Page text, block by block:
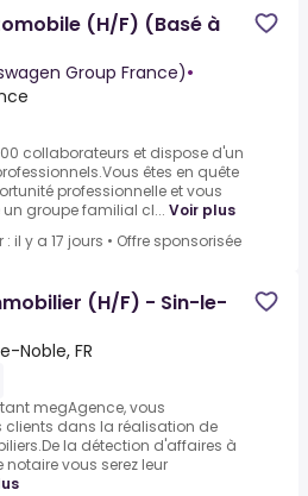
(H/F) (Basé à
Group France)•
collaborateurs et dispose d'un
êtes en quête
professionnelle et vous
groupe familial cl... Voir plus
il y a 17 jours • Offre sponsorisée
(H/F) - Sin-le-
Noble, FR
megAgence, vous
dans la réalisation de
la détection d'affaires à
vous serez leur